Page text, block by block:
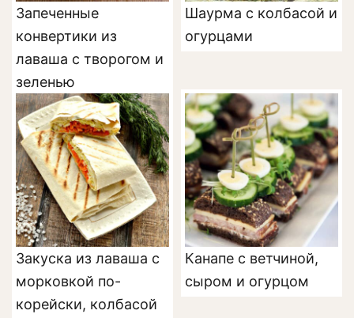
Запеченные
конвертики из
лаваша с творогом и
зеленью
Шаурма с колбасой и
огурцами
Закуска из лаваша с
морковкой по-
корейски, колбасой
Канапе с ветчиной,
сыром и огурцом